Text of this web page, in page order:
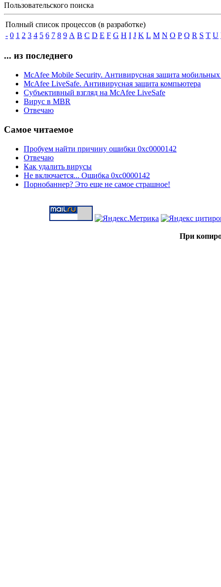
Пользовательского поиска
Полный список процессов (в разработке)
- 0 1 2 3 4 5 6 7 8 9 A B C D E F G H I J K L M N O P Q R S T U
... из последнего
McAfee Mobile Security. Антивирусная защита мобильных
McAfee LiveSafe. Антивирусная защита компьютера
Субъективный взгляд на McAfee LiveSafe
Вирус в MBR
Отвечаю
Самое читаемое
Пробуем найти причину ошибки 0xc0000142
Отвечаю
Как удалить вирусы
Не включается... Ошибка 0xc0000142
Порнобаннер? Это еще не самое страшное!
При